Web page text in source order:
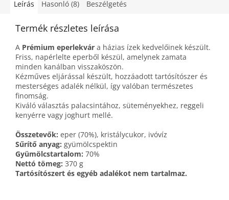
Leírás Hasonló (8) Beszélgetés
Termék részletes leírása
A Prémium eperlekvár a házias ízek kedvelőinek készült.
Friss, napérlelte eperből készül, amelynek zamata
minden kanálban visszaköszön.
Kézműves eljárással készült, hozzáadott tartósítószer és
mesterséges adalék nélkül, így valóban természetes
finomság.
Kiváló választás palacsintához, süteményekhez, reggeli
kenyérre vagy joghurt mellé.
Összetevők: eper (70%), kristálycukor, ivóvíz
Sűrítő anyag: gyümölcspektin
Gyümölcstartalom: 70%
Nettó tömeg: 370 g
Tartósítószert és egyéb adalékot nem tartalmaz.